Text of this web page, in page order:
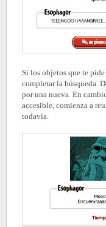
Si los objetos que te pide
completar la búsqueda.
por una nueva. En
accesible, comienza a
todavía.